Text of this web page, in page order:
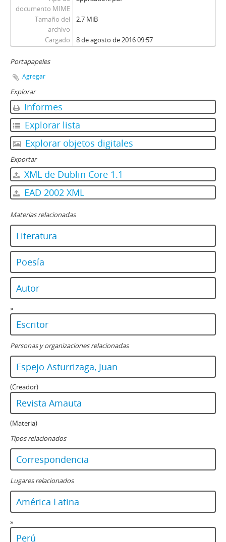
documento MIME
Tamaño del
archivo
2.7 MiB
Cargado 8 de agosto de 2016 09:57
Portapapeles
Agregar
Explorar
Informes
Explorar lista
Explorar objetos digitales
Exportar
XML de Dublin Core 1.1
EAD 2002 XML
Materias relacionadas
Literatura
Poesía
Autor
»
Escritor
Personas y organizaciones relacionadas
Espejo Asturrizaga, Juan
(Creador)
Revista Amauta
(Materia)
Tipos relacionados
Correspondencia
Lugares relacionados
América Latina
»
Perú